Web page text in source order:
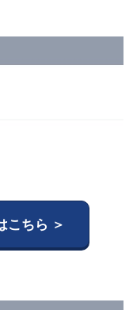
こちら ＞